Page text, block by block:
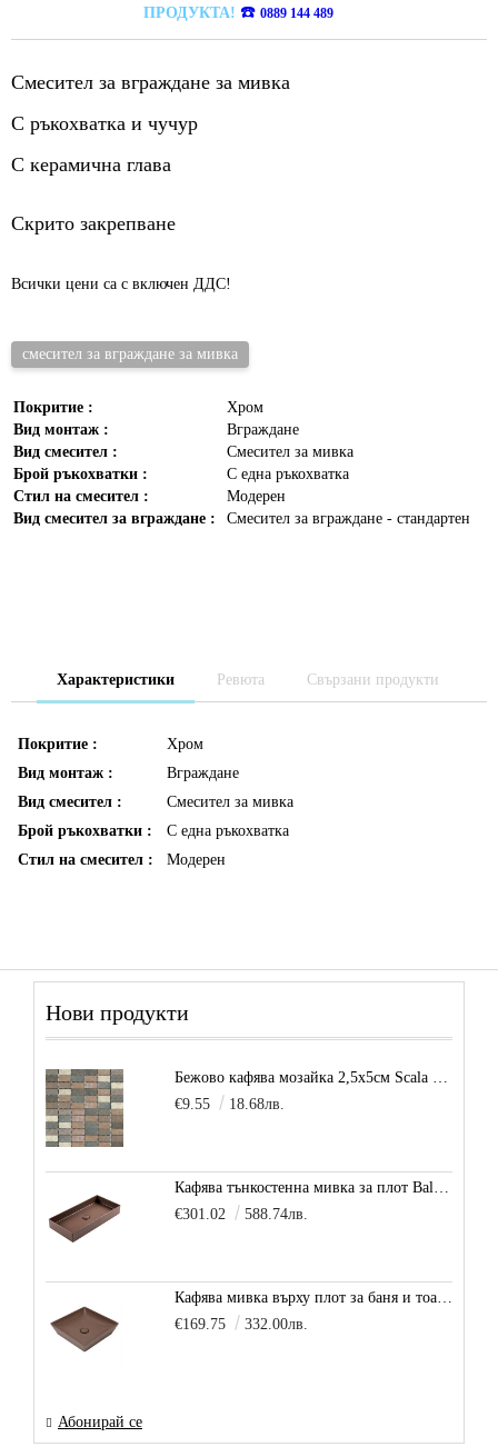
ПРОДУКТА! ☎️ 0889 144 489
Смесител за вграждане за мивка
С ръкохватка и чучур
С керамична глава
Скрито закрепване
Всички цени са с включен ДДС!
смесител за вграждане за мивка
Покритие :
Хром
Вид монтаж :
Вграждане
Вид смесител :
Смесител за мивка
Брой ръкохватки :
С една ръкохватка
Стил на смесител :
Модерен
Вид смесител за вграждане :
Смесител за вграждане - стандартен
Характеристики Ревюта Свързани продукти
Покритие :
Хром
Вид монтаж :
Вграждане
Вид смесител :
Смесител за мивка
Брой ръкохватки :
С една ръкохватка
Стил на смесител :
Модерен
Нови продукти
Бежово кафява мозайка 2,5х5см Scala Beige
€9.55
18.68лв.
Кафява тънкостенна мивка за плот Balance, цвят - карамел
€301.02
588.74лв.
Кафява мивка върху плот за баня и тоалетна Decente, цвят - карамел
€169.75
332.00лв.
Абонирай се